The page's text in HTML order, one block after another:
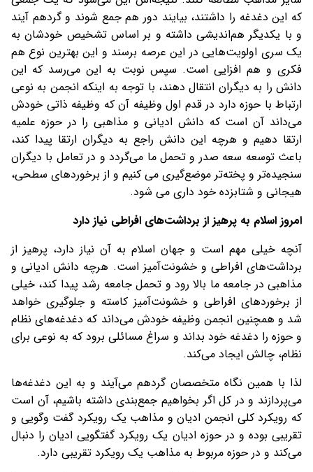
که این دغدغه را داشتند، بیایند دور هم جمع شوند و گردهم آیند
و با یکدیگر هم‌اندیشی داشته و بر اساس تشخیص خودشان به
یک سری اولویت‌هایی در این عرصه برسند و این بهترین نوع هم
فکری و هم افزایی است. سپس نوبت به این می‌رسد که این
دانش را به دیگران انتقال دهند، با توجه به اینکه انجمن به نوعی
ارتباط با حوزه دارد در قدم اول وظیفه آن که وظیفه ذاتی خودش
می‌داند آن است که دانش ادیانی و مذاهبی را در حوزه علمیه
ارتقا دهیم و هرچه این دانش راجع به دیگران ارتقا پیدا کند،
باعث توسعه سعه صدر و تحمل ما می‌گردد و در تعامل با دیگران
سنجیده‌تر و پخته‌تر موضع‌گیری ‌می کنیم و از برخوردهای سطحی،
هیجانی و شتابزده خود داری می شود.
امروز اسلام به پرهیز از برداشت‌های افراطی نیاز دارد
آنچه خیلی مهم است و جهان اسلام به آن نیاز دارد، پرهیز از
برداشت‌های افراطی و خشونت‌آمیز است. هرچه دانش ادیانی و
مذاهبی در جامعه ما بالا رود و تحمل جامعه رشد پیدا کند، خیلی
از برخوردهای افراطی و خشونت‌آمیز کاسته و جلوگیری خواهد
شد و همچنین انجمن وظیفه خودش می‌داند که دغدغه‌های نظام
و حوزه را دغدغه خود بداند و سراغ مسائلی برود که به نوعی برای
نظام، چالش ایجاد می‌کند.
لذا با همین نگاه متخصصان گردهم می‌آیند و به این دغدغه‌ها
می‌پردازند و در کل اگر بخواهیم جمع‌بندی داشته باشیم، آن است
که رویکرد کلی انجمن ادیان و مذاهب یک رویکرد گفت وگویی و
تقریبی بوده و در حوزه ادیان یک رویکرد گفتگویی ادیان را دنبال
می‌کند و در حوزه مربوط به مذاهب یک رویکرد تقریبی دارد.